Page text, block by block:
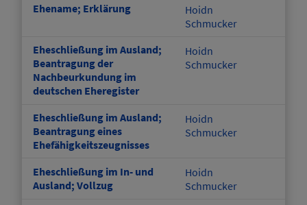
Ehename; Erklärung
Hoidn
Schmucker
Eheschließung im Ausland;
Beantragung der
Nachbeurkundung im
deutschen Eheregister
Hoidn
Schmucker
Eheschließung im Ausland;
Beantragung eines
Ehefähigkeitszeugnisses
Hoidn
Schmucker
Eheschließung im In- und
Ausland; Vollzug
Hoidn
Schmucker